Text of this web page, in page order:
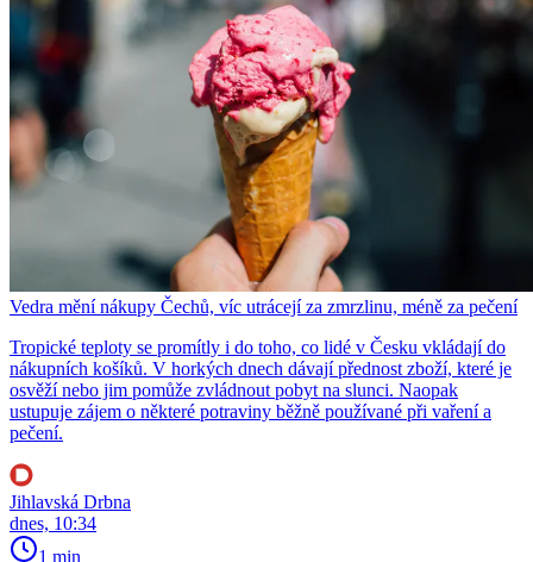
Vedra mění nákupy Čechů, víc utrácejí za zmrzlinu, méně za pečení
Tropické teploty se promítly i do toho, co lidé v Česku vkládají do
nákupních košíků. V horkých dnech dávají přednost zboží, které je
osvěží nebo jim pomůže zvládnout pobyt na slunci. Naopak
ustupuje zájem o některé potraviny běžně používané při vaření a
pečení.
Jihlavská Drbna
dnes, 10:34
1 min